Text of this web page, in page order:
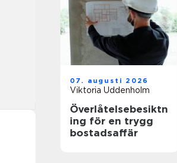
07. augusti 2026
Viktoria Uddenholm
Överlåtelsebesiktn
ing för en trygg
bostadsaffär